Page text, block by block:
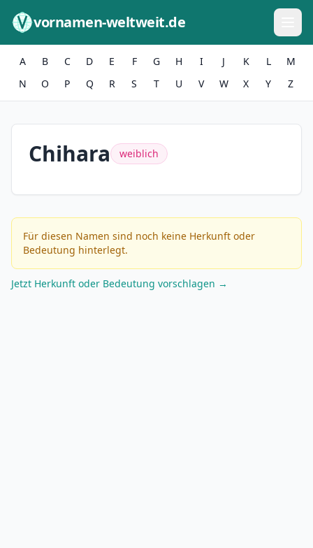
vornamen-weltweit.de
A B C D E F G H I J K L
M
N
O P Q R S T U V W X Y Z
Chihara weiblich
Für diesen Namen sind noch keine Herkunft oder
Bedeutung hinterlegt.
Jetzt Herkunft oder Bedeutung vorschlagen →